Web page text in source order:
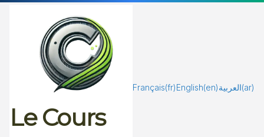
Le Cours
Français(fr) English(en)العربية(ar)